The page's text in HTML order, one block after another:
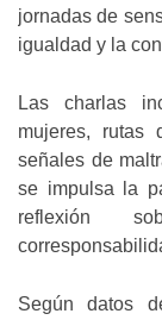
jornadas de
igualdad y la
Las charlas
mujeres, rutas
señales de
se impulsa la
reflexión
Según datos